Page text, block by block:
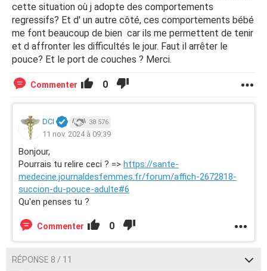
cette situation où j adopte des comportements
regressifs? Et d' un autre côté, ces comportements bébé
me font beaucoup de bien car ils me permettent de tenir
et d affronter les difficultés le jour. Faut il arrêter le
pouce? Et le port de couches ? Merci.
Commenter 0
DCI 38 576
11 nov. 2024 à 09:39
Bonjour,
Pourrais tu relire ceci ? => https://sante-
medecine.journaldesfemmes.fr/forum/affich-2672818-
succion-du-pouce-adulte#6
Qu'en penses tu ?
Commenter 0
RÉPONSE 8 / 11